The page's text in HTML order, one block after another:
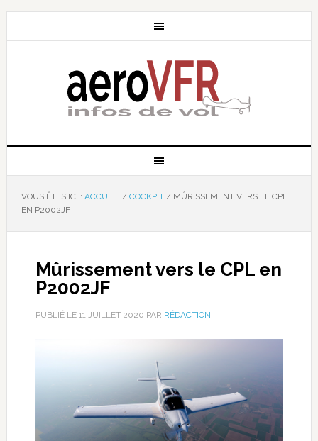
VOUS ÊTES ICI : ACCUEIL / COCKPIT /MÛRISSEMENT VERS LE CPL
EN P2002JF
Mûrissement vers le CPL en
P2002JF
PUBLIÉ LE 11 JUILLET 2020 PAR RÉDACTION